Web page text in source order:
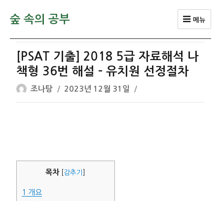
숲 속의 공부 메뉴
[PSAT 기출] 2018 5급 자료해석 나
책형 36번 해설 – 유치원 선정절차
글
쓴
조나탕
작
성
2023년 12월 31일
목차 감추기
1 개요